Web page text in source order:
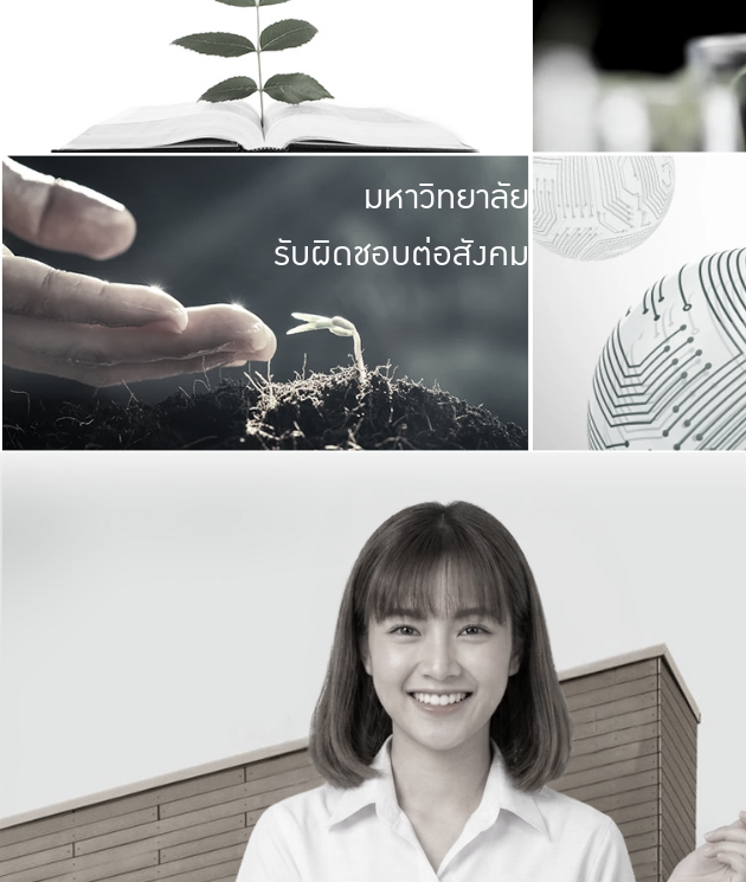
มหาวิทยาลัย
รับผิดชอบต่อสังคม